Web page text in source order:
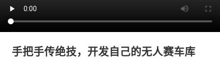
人
页
我
开
我
的
我
手把手传绝技，开发自己的无人赛车库